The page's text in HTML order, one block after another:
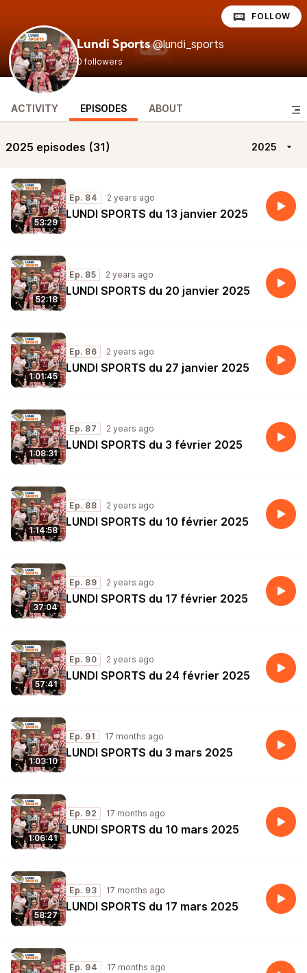
Lundi Sports @lundi_sports
0 followers
FOLLOW
ACTIVITY EPISODES ABOUT
2025 episodes (31) 2025
53:29
Ep. 84 2 years ago
LUNDI SPORTS du 13 janvier 2025
52:18
Ep. 85 2 years ago
LUNDI SPORTS du 20 janvier 2025
1:01:45
Ep. 86 2 years ago
LUNDI SPORTS du 27 janvier 2025
1:08:31
Ep. 87 2 years ago
LUNDI SPORTS du 3 février 2025
1:14:58
Ep. 88 2 years ago
LUNDI SPORTS du 10 février 2025
37:04
Ep. 89 2 years ago
LUNDI SPORTS du 17 février 2025
57:41
Ep. 90 2 years ago
LUNDI SPORTS du 24 février 2025
1:03:10
Ep. 91 17 months ago
LUNDI SPORTS du 3 mars 2025
1:06:41
Ep. 92 17 months ago
LUNDI SPORTS du 10 mars 2025
58:27
Ep. 93 17 months ago
LUNDI SPORTS du 17 mars 2025
Ep. 94 17 months ago